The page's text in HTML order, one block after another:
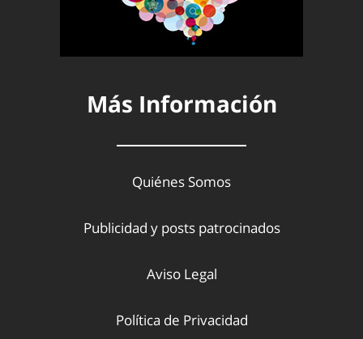
Más Información
Quiénes Somos
Publicidad y posts patrocinados
Aviso Legal
Política de Privacidad